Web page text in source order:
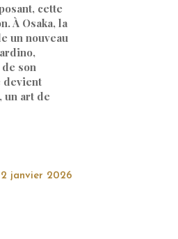
cette
À Osaka, la
un nouveau
son
devient
un art de
janvier 2026